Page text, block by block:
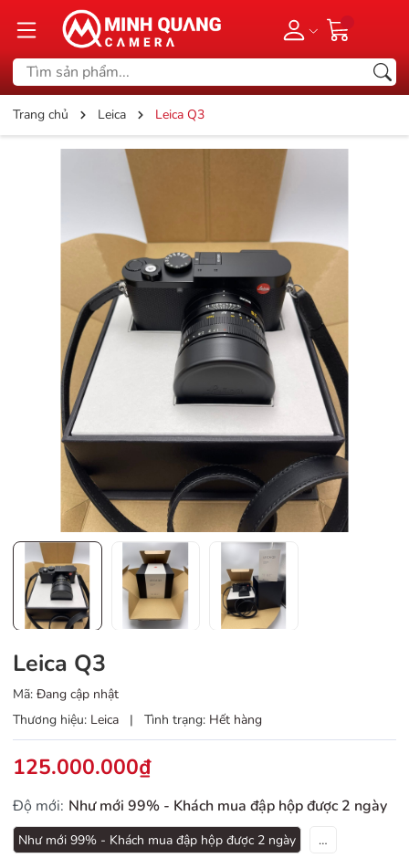
Trang chủ Leica Leica Q3
Leica Q3
Mã: Đang cập nhật
Thương hiệu: Leica | Tình trạng: Hết hàng
125.000.000₫
Độ mới: Như mới 99% - Khách mua đập hộp được 2 ngày
Như mới 99% - Khách mua đập hộp được 2 ngày …